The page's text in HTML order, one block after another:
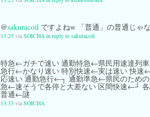
@sakuracoil ですよねw 「普通」の普通じゃ
13:25 via SOICHA in reply to sakuracoil
特急←ガチで速い 通勤特急←県民用速達列
急行←かなり速い 特別快速←実は速い 快速
応速い 通勤急行←┐ 通勤準急←県民のため
急←速そうで各停と大差ない 区間快速←┘
普通←謎
13:33 via SOICHA